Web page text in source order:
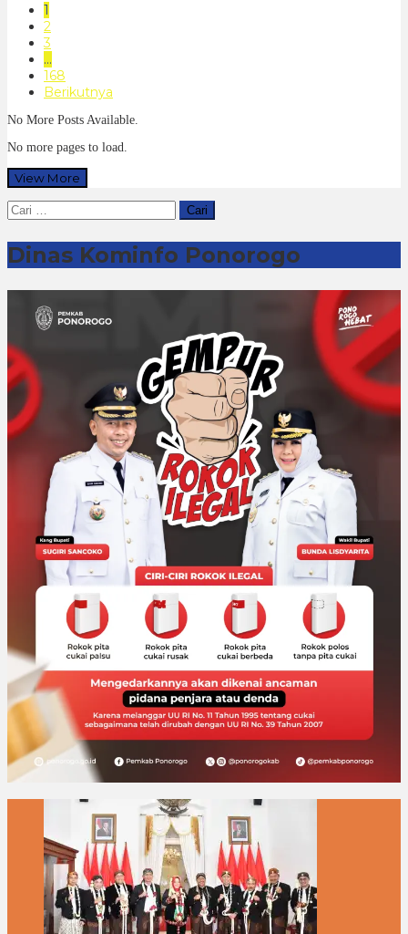
1
2
3
…
168
Berikutnya
No More Posts Available.
No more pages to load.
View More
Cari
untuk:
Dinas Kominfo Ponorogo